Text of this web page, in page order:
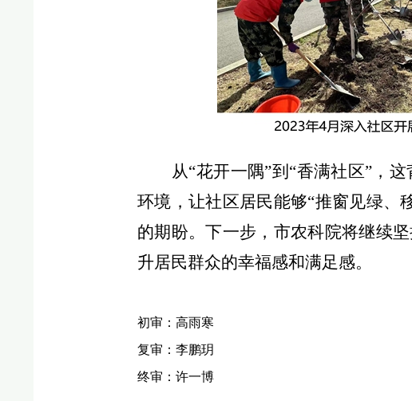
从“花开一隅”到“香满社区”，
环境，让社区居民能够“推窗见绿、
的期盼。下一步，市农科院将继续
升居民群众的幸福感和满足感。
初审：高雨寒
复审：李鹏玥
终审：许一博